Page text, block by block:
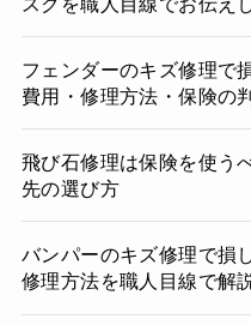
フェンダーのキズ修理で
費用・修理方法・保険の
飛び石修理は保険を使う
先の選び方
バンパーのキズ修理で損
修理方法を職人目線で解